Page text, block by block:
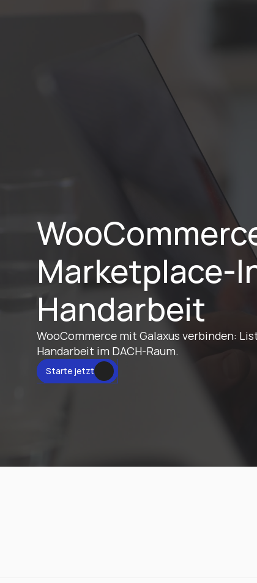
Marketplace-
Handarbeit
WooCommerce mit Galaxus verbinden:
Handarbeit im DACH-Raum.
Starte jetzt